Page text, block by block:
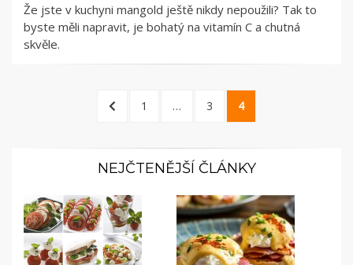
Že jste v kuchyni mangold ještě nikdy nepoužili? Tak to
byste měli napravit, je bohatý na vitamín C a chutná
skvěle.
StránkováníPREVIOUS
PAGE
1 … PAGE
3 PAGE
4
NEJČTENĚJŠÍ ČLÁNKY